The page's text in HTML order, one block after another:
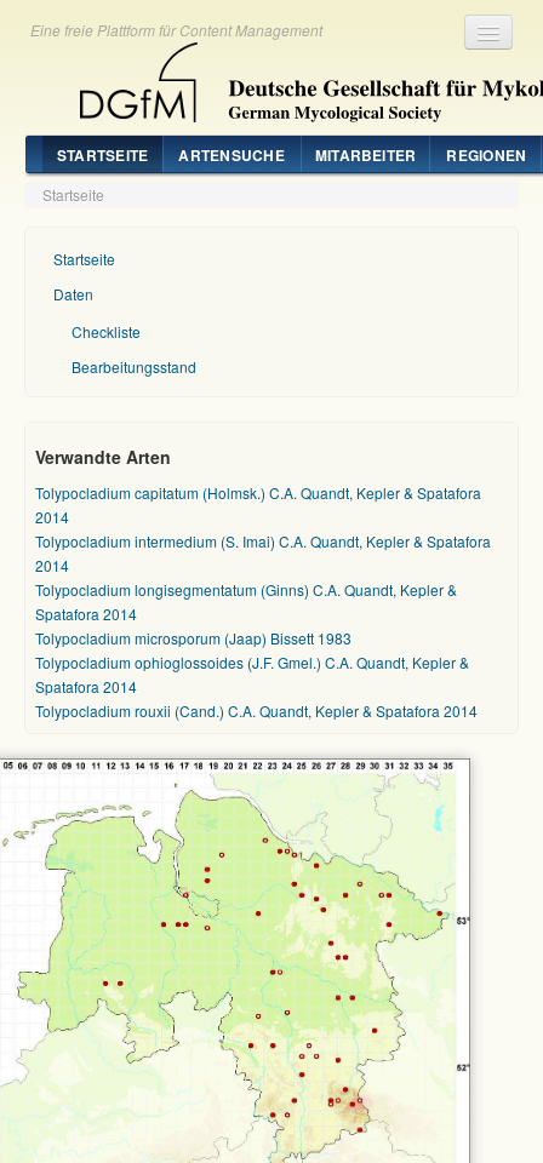
Eine freie Plattform für Content Management
STARTSEITE ARTENSUCHE MITARBEITER REGIONEN
Startseite
Startseite
Daten
Checkliste
Bearbeitungsstand
Verwandte Arten
Tolypocladium capitatum (Holmsk.) C.A. Quandt, Kepler & Spatafora
2014
Tolypocladium intermedium (S. Imai) C.A. Quandt, Kepler & Spatafora
2014
Tolypocladium longisegmentatum (Ginns) C.A. Quandt, Kepler &
Spatafora 2014
Tolypocladium microsporum (Jaap) Bissett 1983
Tolypocladium ophioglossoides (J.F. Gmel.) C.A. Quandt, Kepler &
Spatafora 2014
Tolypocladium rouxii (Cand.) C.A. Quandt, Kepler & Spatafora 2014